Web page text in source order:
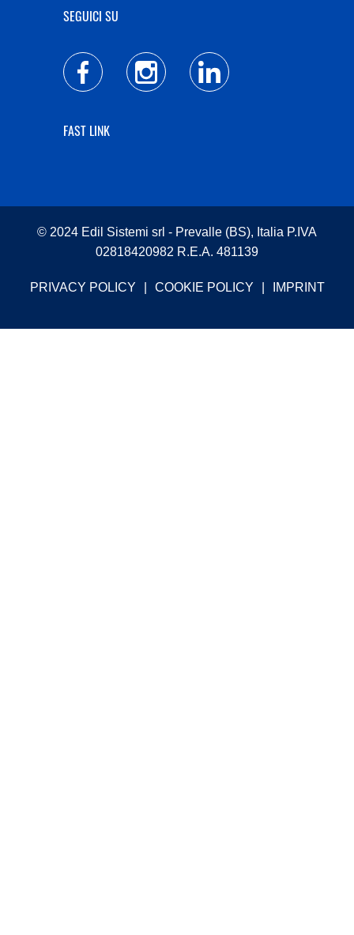
SEGUICI SU
FAST LINK
© 2024 Edil Sistemi srl - Prevalle (BS), Italia P.IVA
02818420982 R.E.A. 481139
PRIVACY POLICY COOKIE POLICY IMPRINT